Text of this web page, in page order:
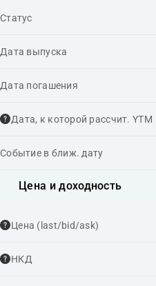
Статус
Дата выпуска
Дата погашения
Дата, к которой рассчит. YTM
Событие в ближ. дату
Цена и доходность
Цена (last/bid/ask)
НКД